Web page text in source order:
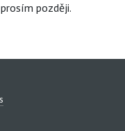
později.